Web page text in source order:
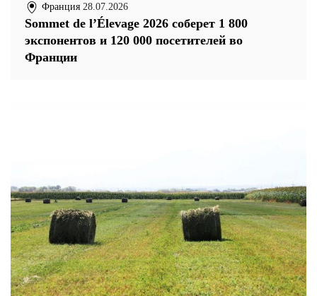
Франция 28.07.2026
Sommet de l’Élevage 2026 соберет 1 800
экспонентов и 120 000 посетителей во
Франции